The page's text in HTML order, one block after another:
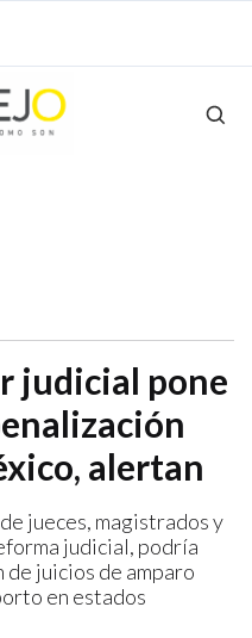
judicial pone
alertan
jueces, magistrados y
judicial, podría
juicios de amparo
en estados